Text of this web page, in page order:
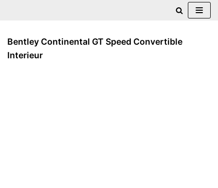
Inhalt
springen
Bentley Continental GT Speed Convertible
Interieur